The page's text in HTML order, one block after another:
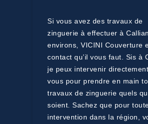
Si vous avez des travaux de
zinguerie à effectuer à
environs, VICINI Couverture
contact qu’il vous faut. Sis à
je peux intervenir
vous pour prendre en main
travaux de zinguerie quels
soient. Sachez que pour
intervention dans la région,